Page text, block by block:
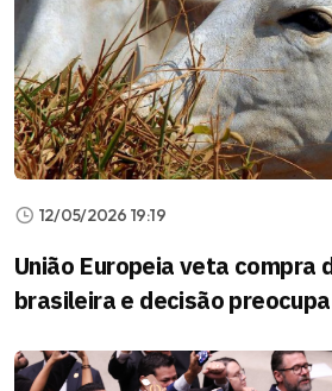
12/05/2026 19:19
União Europeia veta compra
brasileira e decisão